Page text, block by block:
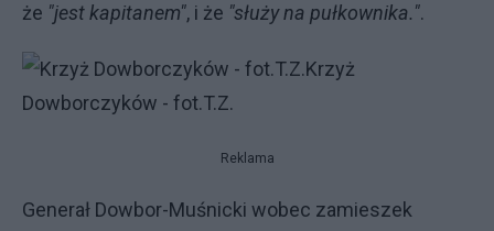
że "jest kapitanem", i że "służy na pułkownika.".
Krzyż
Dowborczyków - fot.T.Z.
Reklama
Generał Dowbor-Muśnicki wobec zamieszek